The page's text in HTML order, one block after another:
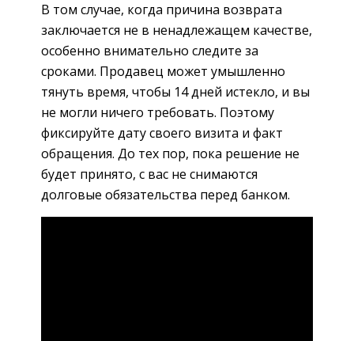
В том случае, когда причина возврата
заключается не в ненадлежащем качестве,
особенно внимательно следите за
сроками. Продавец может умышленно
тянуть время, чтобы 14 дней истекло, и вы
не могли ничего требовать. Поэтому
фиксируйте дату своего визита и факт
обращения. До тех пор, пока решение не
будет принято, с вас не снимаются
долговые обязательства перед банком.